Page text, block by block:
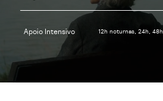
Apoio Intensivo 12h noturnas, 24h, 48h